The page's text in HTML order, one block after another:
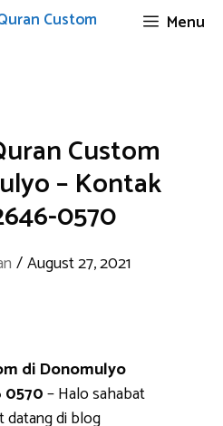
Menu
Custom
– Kontak
0570
/August 27, 2021
di Donomulyo
0570– Halo sahabat
datang di blog